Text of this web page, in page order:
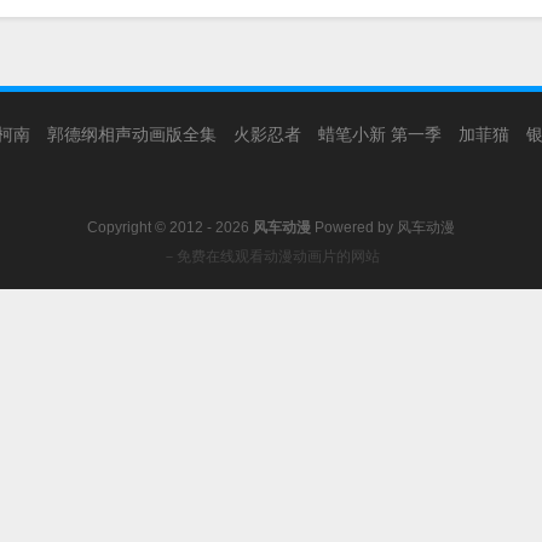
南 郭德纲相声动画版全集 火影忍者 蜡笔小新 第一季 加菲猫
Copyright © 2012 - 2026 风车动漫 Powered by 风车动漫
－免费在线观看动漫动画片的网站